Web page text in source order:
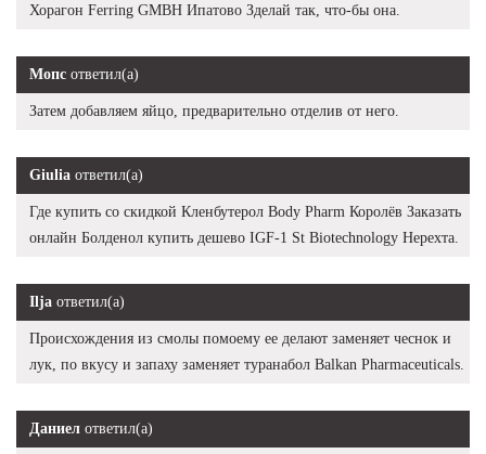
Хорагон Ferring GMBH Ипатово Зделай так, что-бы она.
Мопс ответил(а)
Затем добавляем яйцо, предварительно отделив от него.
Giulia ответил(а)
Где купить со скидкой Кленбутерол Body Pharm Королёв Заказать
онлайн Болденол купить дешево IGF-1 St Biotechnology Нерехта.
Ilja ответил(а)
Происхождения из смолы помоему ее делают заменяет чеснок и
лук, по вкусу и запаху заменяет туранабол Balkan Pharmaceuticals.
Даниел ответил(а)